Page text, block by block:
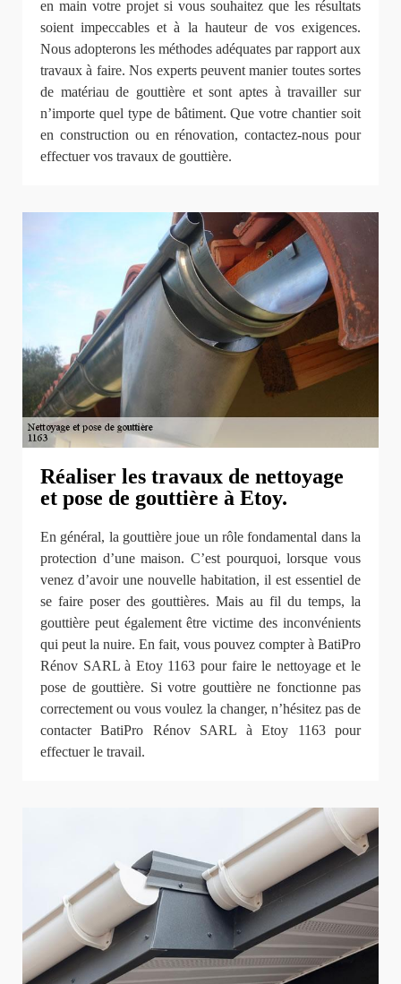
en main votre projet si vous souhaitez que les résultats
soient impeccables et à la hauteur de vos exigences.
Nous adopterons les méthodes adéquates par rapport aux
travaux à faire. Nos experts peuvent manier toutes sortes
de matériau de gouttière et sont aptes à travailler sur
n’importe quel type de bâtiment. Que votre chantier soit
en construction ou en rénovation, contactez-nous pour
effectuer vos travaux de gouttière.
Réaliser les travaux de nettoyage
et pose de gouttière à Etoy.
En général, la gouttière joue un rôle fondamental dans la
protection d’une maison. C’est pourquoi, lorsque vous
venez d’avoir une nouvelle habitation, il est essentiel de
se faire poser des gouttières. Mais au fil du temps, la
gouttière peut également être victime des inconvénients
qui peut la nuire. En fait, vous pouvez compter à BatiPro
Rénov SARL à Etoy 1163 pour faire le nettoyage et le
pose de gouttière. Si votre gouttière ne fonctionne pas
correctement ou vous voulez la changer, n’hésitez pas de
contacter BatiPro Rénov SARL à Etoy 1163 pour
effectuer le travail.